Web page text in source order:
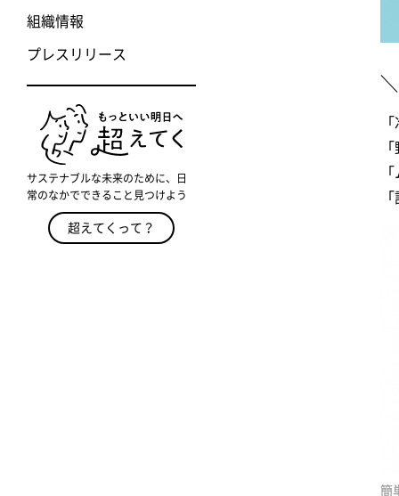
組織情報
プレスリリース
サステナブルな未来のために、日
常のなかでできること見つけよう
超えてくって？
簡